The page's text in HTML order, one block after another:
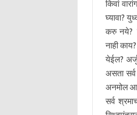
किवां
घ्यावा?
करु नये?
नाही
येईल?
असता
अनमोल
सर्व